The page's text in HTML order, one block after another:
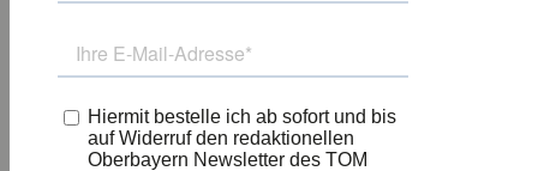
„GEISTREICHE“ ERLEBNISWELTEN
eigene Faust alles über die Herstellung und den
unverwechselbaren Geschmack des SLYRS Bavarian